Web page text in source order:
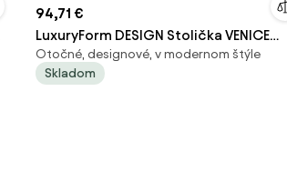
94,71 €
LuxuryForm DESIGN Stolička VENICE
VELUR na zlatom tanieri - svetlo šedá
Otočné, designové, v modernom štýle
Skladom